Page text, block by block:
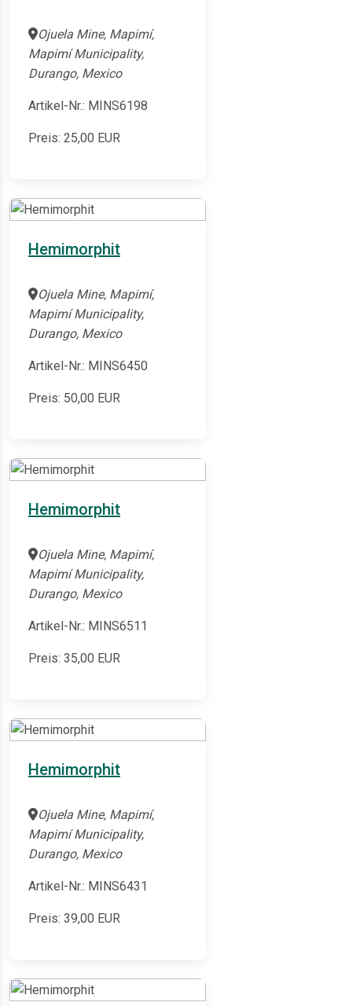
Ojuela Mine, Mapimí,
Mapimí Municipality,
Durango, Mexico
Artikel-Nr.: MINS6198
Preis: 25,00 EUR
Hemimorphit
Ojuela Mine, Mapimí,
Mapimí Municipality,
Durango, Mexico
Artikel-Nr.: MINS6450
Preis: 50,00 EUR
Hemimorphit
Ojuela Mine, Mapimí,
Mapimí Municipality,
Durango, Mexico
Artikel-Nr.: MINS6511
Preis: 35,00 EUR
Hemimorphit
Ojuela Mine, Mapimí,
Mapimí Municipality,
Durango, Mexico
Artikel-Nr.: MINS6431
Preis: 39,00 EUR